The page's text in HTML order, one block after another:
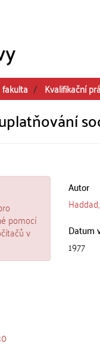
Kvalifikační
pomocí
v
Autor
Datum
1977